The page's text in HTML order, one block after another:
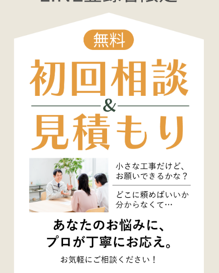
弊社は、本人から個人情報の開示を求められたと
きは、本人に対し、遅滞なくこれを開示します。た
だし、開示することにより次のいずれかに該当す
る場合は、その全部または一部を開示しないこと
もあり、開示しない決定をした場合には、その旨を
遅滞なく通知します。
・本人または第三者の生命、身体、財産その他の
権利利益を害するおそれがある場合
・弊社の業務の適正な実施に著しい支障を及ぼす
おそれがある場合
・その他法令に違反することとなる場合
前項の定めにかかわらず、履歴情報および特性情報
などの個人情報以外の情報については、原則とし
て開示いたしません。
7．個人情報の訂正および削除
ユーザーは、弊社の保有する自己の個人情報が誤
った情報である場合には、弊社が定める手続きに
より、弊社に対して個人情報の訂正、追加または削
除（以下、「訂正等」といいます。）を請求するこ
とができます。
弊社は、ユーザーから前項の請求を受けてその請
求に応じる必要があると判断した場合には、遅滞
なく、当該個人情報の訂正等を行うものとします。